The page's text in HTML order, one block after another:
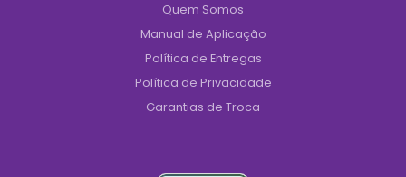
Quem Somos
Manual de Aplicação
Política de Entregas
Política de Privacidade
Garantias de Troca